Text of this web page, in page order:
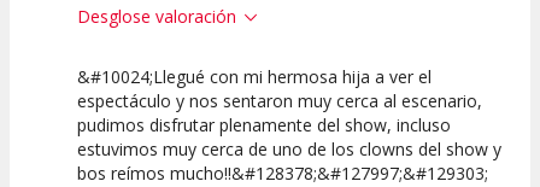
Desglose valoración
10
Calidad del
Espectáculo
10
Puesta en
Escena
10
Interpretación
artística
&#10024;Llegué con mi hermosa hija a ver el
espectáculo y nos sentaron muy cerca al escenario,
pudimos disfrutar plenamente del show, incluso
estuvimos muy cerca de uno de los clowns del show y
bos reímos mucho!!&#128378;&#127997;&#129303;